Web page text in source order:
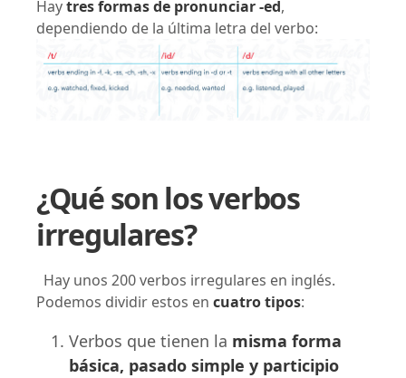
Haytres formas de pronunciar -ed,
dependiendo de la última letra del verbo:
¿Qué son los verbos
irregulares?
Hay unos 200 verbos irregulares en inglés.
Podemos dividir estos en cuatro tipos:
Verbos que tienen la misma forma
básica, pasado simple y participio